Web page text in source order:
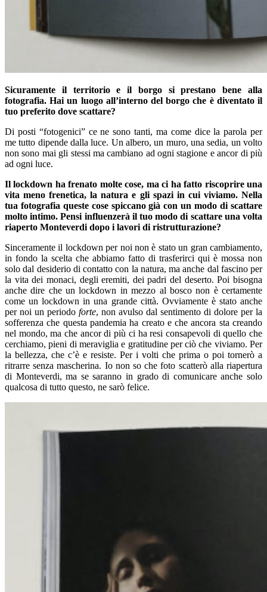
Sicuramente il territorio e il borgo si prestano bene alla
fotografia. Hai un luogo all’interno del borgo che è diventato il
tuo preferito dove scattare?
Di posti “fotogenici” ce ne sono tanti, ma come dice la parola per
me tutto dipende dalla luce. Un albero, un muro, una sedia, un volto
non sono mai gli stessi ma cambiano ad ogni stagione e ancor di più
ad ogni luce.
Il lockdown ha frenato molte cose, ma ci ha fatto riscoprire una
vita meno frenetica, la natura e gli spazi in cui viviamo. Nella
tua fotografia queste cose spiccano già con un modo di scattare
molto intimo. Pensi influenzerà il tuo modo di scattare una volta
riaperto Monteverdi dopo i lavori di ristrutturazione?
Sinceramente il lockdown per noi non è stato un gran cambiamento,
in fondo la scelta che abbiamo fatto di trasferirci qui è mossa non
solo dal desiderio di contatto con la natura, ma anche dal fascino per
la vita dei monaci, degli eremiti, dei padri del deserto. Poi bisogna
anche dire che un lockdown in mezzo al bosco non è certamente
come un lockdown in una grande città. Ovviamente è stato anche
per noi un periodo forte, non avulso dal sentimento di dolore per la
sofferenza che questa pandemia ha creato e che ancora sta creando
nel mondo, ma che ancor di più ci ha resi consapevoli di quello che
cerchiamo, pieni di meraviglia e gratitudine per ciò che viviamo. Per
la bellezza, che c’è e resiste. Per i volti che prima o poi tornerò a
ritrarre senza mascherina. Io non so che foto scatterò alla riapertura
di Monteverdi, ma se saranno in grado di comunicare anche solo
qualcosa di tutto questo, ne sarò felice.